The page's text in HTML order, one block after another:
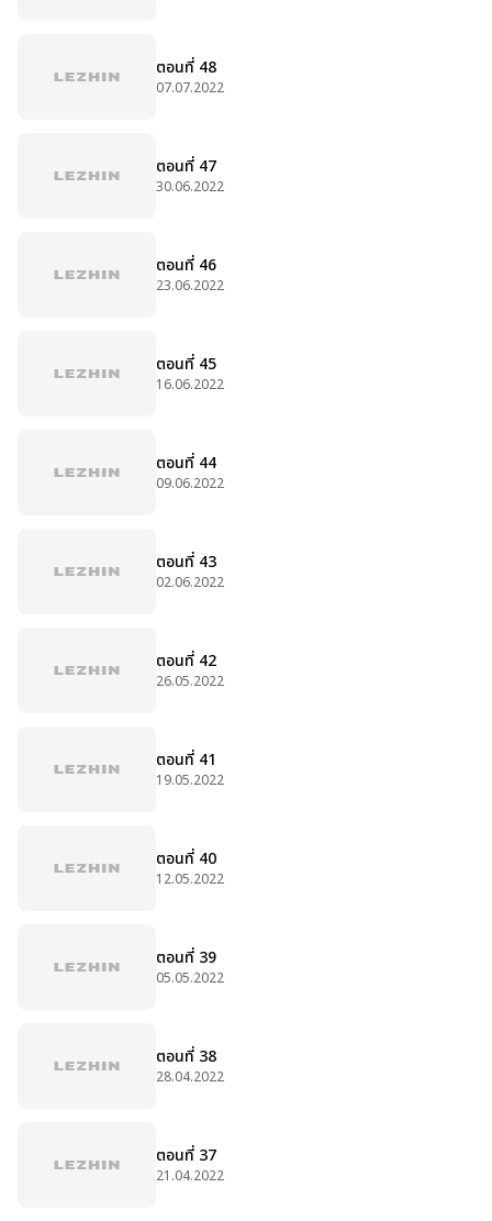
ตอนที่ 48
07.07.2022
ตอนที่ 47
30.06.2022
ตอนที่ 46
23.06.2022
ตอนที่ 45
16.06.2022
ตอนที่ 44
09.06.2022
ตอนที่ 43
02.06.2022
ตอนที่ 42
26.05.2022
ตอนที่ 41
19.05.2022
ตอนที่ 40
12.05.2022
ตอนที่ 39
05.05.2022
ตอนที่ 38
28.04.2022
ตอนที่ 37
21.04.2022